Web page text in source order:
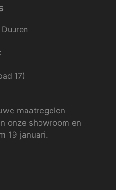
17)
maatregelen
onze showroom en
19 januari.